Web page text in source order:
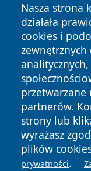
Nasza strona
działała
cookies i
zewnętrznych
przetwarzane
partnerów.
strony lub
wyrażasz
plików
prywatności.
Copyright © 2026
zastrzeżone.
Autorzy